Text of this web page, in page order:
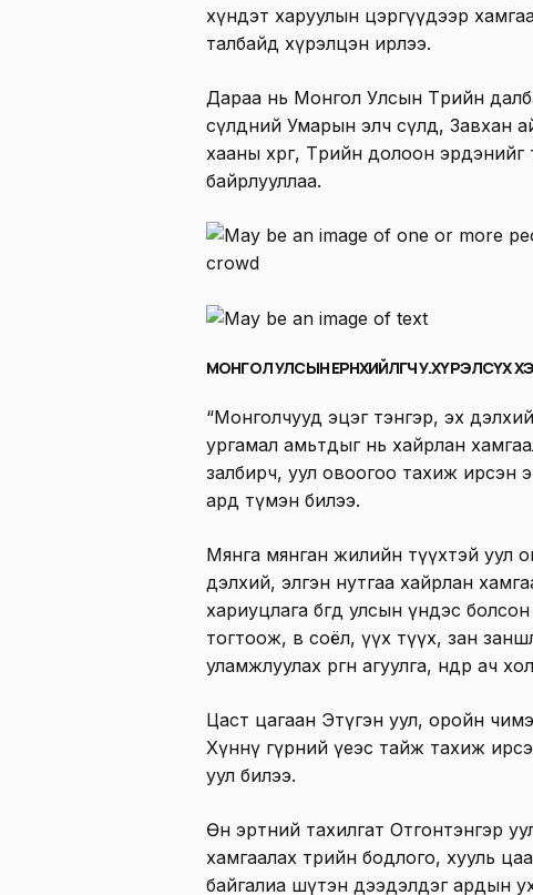
хүндэт харуулын цэргүүдээр
талбайд хүрэлцэн ирлээ.
Дараа нь Монгол Улсын Төрийн
сүлдний Умарын элч сүлд, Завхан
хааны хөрөг, Төрийн долоон
байрлууллаа.
МОНГОЛ УЛСЫН ЕРӨНХИЙЛӨГЧ У.ХҮРЭЛСҮХ
“Монголчууд эцэг тэнгэр, эх
ургамал амьтдыг нь хайрлан
залбирч, уул овоогоо тахиж ирсэн
ард түмэн билээ.
Мянга мянган жилийн түүхтэй уул
дэлхий, элгэн нутгаа хайрлан
хариуцлага бөгөөд улсын үндэс
тогтоож, өв соёл, үүх түүх, зан
уламжлуулах өргөн агуулга, өндөр ач
Цаст цагаан Этүгэн уул, оройн
Хүннү гүрний үеэс тайж тахиж
уул билээ.
Өнө эртний тахилгат Отгонтэнгэр
хамгаалах төрийн бодлого, хууль
байгалиа шүтэн дээдэлдэг ардын